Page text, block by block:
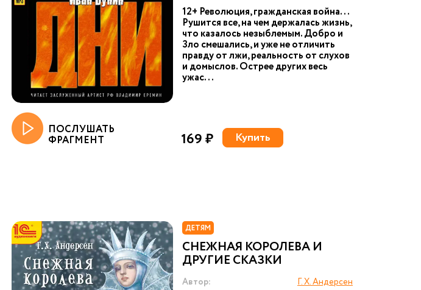
12+ Революция, гражданская война...
Рушится все, на чем держалась жизнь,
что казалось незыблемым. Добро и
Зло смешались, и уже не отличить
правду от лжи, реальность от слухов
и домыслов. Острее других весь
ужас...
ПОСЛУШАТЬ
ФРАГМЕНТ 169 ₽ Купить
ДЕТЯМ
СНЕЖНАЯ КОРОЛЕВА И
ДРУГИЕ СКАЗКИ
Автор:
Г. Х. Андерсен